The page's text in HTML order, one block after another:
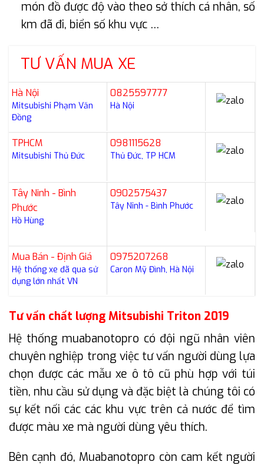
món đồ được độ vào theo sở thích cá nhân, số
km đã đi, biển số khu vực …
TƯ VẤN MUA XE
Hà Nội
Mitsubishi Phạm Văn
Đồng
0825597777
Hà Nội
TPHCM
Mitsubishi Thủ Đức
0981115628
Thủ Đức, TP HCM
Tây Ninh - Bình
Phước
Hồ Hùng
0902575437
Tây Ninh - Bình Phước
Mua Bán - Định Giá
Hệ thống xe đã qua sử
dụng lớn nhất VN
0975207268
Caron Mỹ Đình, Hà Nội
Tư vấn chất lượng Mitsubishi Triton 2019
Hệ thống muabanotopro có đội ngũ nhân viên
chuyên nghiệp trong việc tư vấn người dùng lựa
chọn được các mẫu xe ô tô cũ phù hợp với túi
tiền, nhu cầu sử dụng và đặc biệt là chúng tôi có
sự kết nối các các khu vực trên cả nước để tìm
được màu xe mà người dùng yêu thích.
Bên cạnh đó, Muabanotopro còn cam kết người